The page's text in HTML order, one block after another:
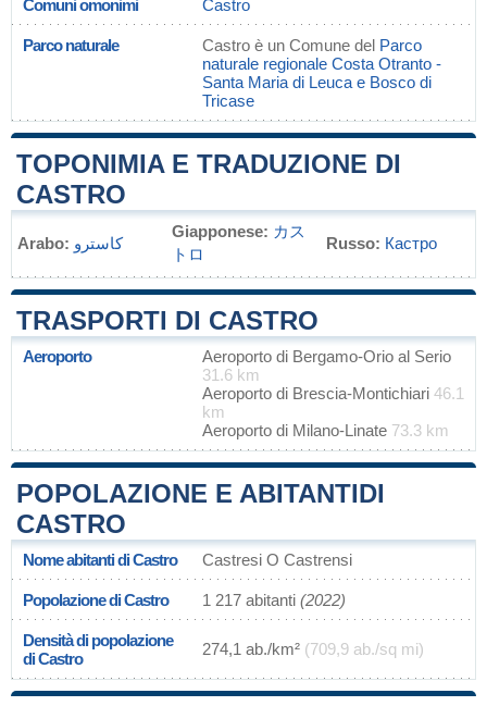
Comuni omonimi Castro
Parco naturale Castro è un Comune del Parco
naturale regionale Costa Otranto -
Santa Maria di Leuca e Bosco di
Tricase
TOPONIMIA E TRADUZIONE DI
CASTRO
Arabo: كاسترو
Giapponese: カス
トロ
Russo: Кастро
TRASPORTI DI CASTRO
Aeroporto
Aeroporto di Bergamo-Orio al Serio
31.6 km
Aeroporto di Brescia-Montichiari 46.1
km
Aeroporto di Milano-Linate 73.3 km
POPOLAZIONE E ABITANTIDI
CASTRO
Nome abitanti di Castro Castresi O Castrensi
Popolazione di Castro 1 217 abitanti (2022)
Densità di popolazione
di Castro
274,1 ab./km² (709,9 ab./sq mi)